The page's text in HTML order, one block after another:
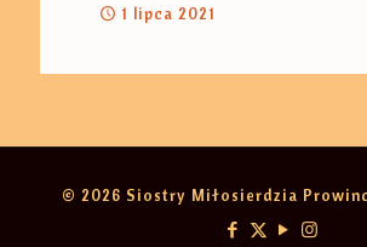
1 lipca 2021
© 2026 Siostry Miłosierdzia